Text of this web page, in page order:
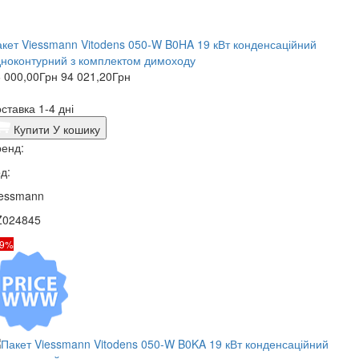
Viessmann Vitodens 050-W B0HA 19 кВт конденсаційний
з комплектом димоходу
000,00Грн 94 021,20Грн
1-4 дні
Купити У кошику